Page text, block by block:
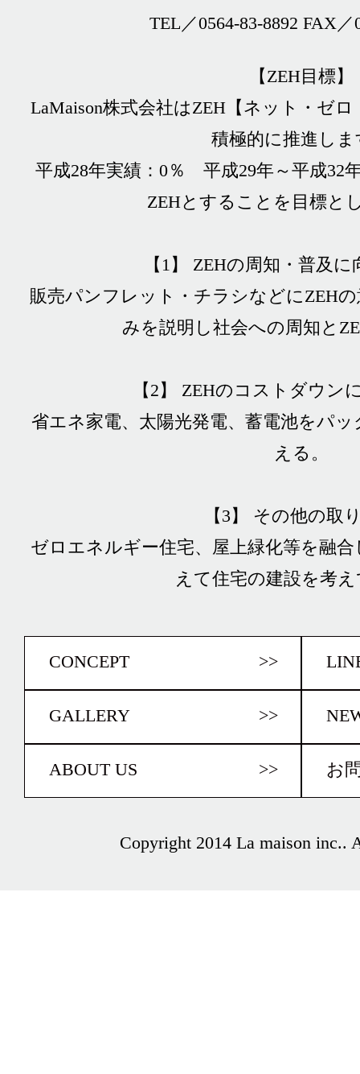
TEL／0564-83-8892 FAX／
【ZEH目標】
LaMaison株式会社はZEH【ネット・ゼ
積極的に推進しま
平成28年実績：0％ 平成29年～平成32
ZEHとすることを目標と
【1】 ZEHの周知・普及
販売パンフレット・チラシなどにZEH
みを説明し社会への周知と
【2】 ZEHのコストダウン
省エネ家電、太陽光発電、蓄電池をパ
える。
【3】 その他の取
ゼロエネルギー住宅、屋上緑化等を融
えて住宅の建設を考
CONCEPT >>
GALLERY >>
ABOUT US >> お
Copyright 2014 La maison inc..